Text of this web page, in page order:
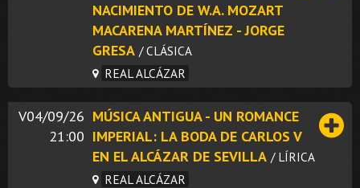
NACIMIENTO DE W.A. MOZART
MACARENA MARTÍNEZ - JORGE
GRESA / CLÁSICA
REAL ALCÁZAR
V04/09/26
21:00
MÚSICA ANTIGUA - UN ROMANCE
IMPERIAL: LA BODA DE CARLOS V
EN EL ALCÁZAR DE SEVILLA / LÍRICA
REAL ALCÁZAR